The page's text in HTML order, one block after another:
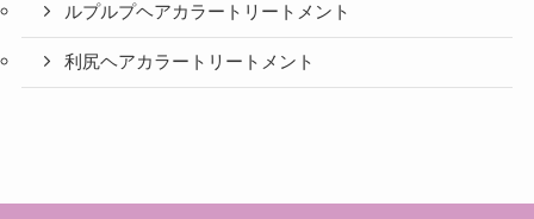
ルプルプヘアカラートリートメント
利尻ヘアカラートリートメント